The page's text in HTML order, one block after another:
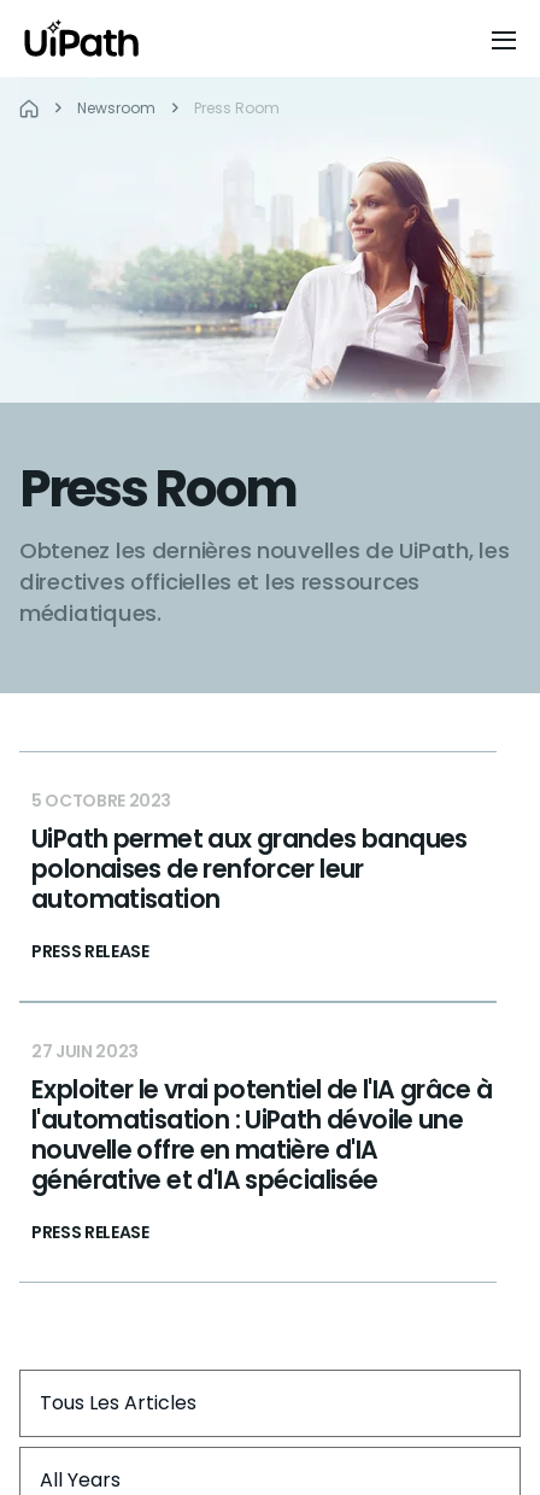
Newsroom Press Room
Press Room
Obtenez les dernières nouvelles de UiPath, les
directives officielles et les ressources
médiatiques.
5 OCTOBRE 2023
UiPath permet aux grandes banques
polonaises de renforcer leur
automatisation
PRESS RELEASE
27 JUIN 2023
Exploiter le vrai potentiel de l'IA grâce à
l'automatisation : UiPath dévoile une
nouvelle offre en matière d'IA
générative et d'IA spécialisée
PRESS RELEASE
Tous Les Articles
All Years